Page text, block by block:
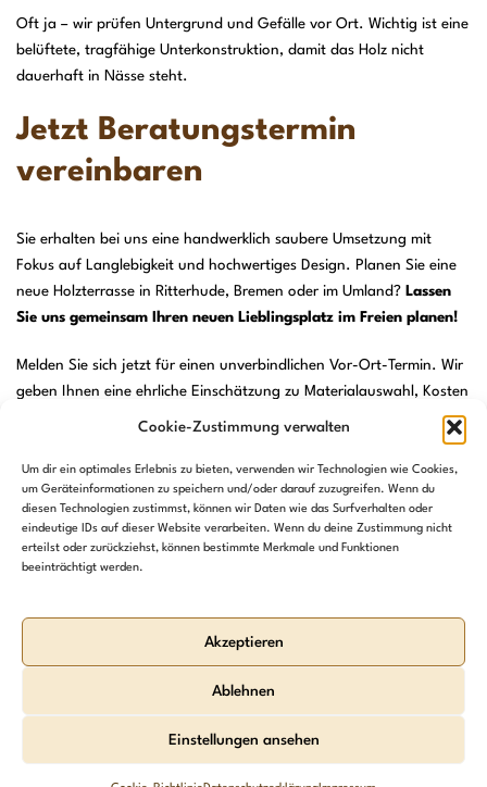
Cookie-Zustimmung verwalten
Um dir ein optimales Erlebnis zu bieten, verwenden wir Technologien wie Cookies,
um Geräteinformationen zu speichern und/oder darauf zuzugreifen. Wenn du
diesen Technologien zustimmst, können wir Daten wie das Surfverhalten oder
eindeutige IDs auf dieser Website verarbeiten. Wenn du deine Zustimmung nicht
erteilst oder zurückziehst, können bestimmte Merkmale und Funktionen
beeinträchtigt werden.
Akzeptieren
Ablehnen
Einstellungen ansehen
Oft ja – wir prüfen Untergrund und Gefälle vor Ort. Wichtig ist eine
belüftete, tragfähige Unterkonstruktion, damit das Holz nicht
dauerhaft in Nässe steht.
Jetzt Beratungstermin
vereinbaren
Sie erhalten bei uns eine handwerklich saubere Umsetzung mit
Fokus auf Langlebigkeit und hochwertiges Design. Planen Sie eine
neue Holzterrasse in Ritterhude, Bremen oder im Umland? Lassen
Sie uns gemeinsam Ihren neuen Lieblingsplatz im Freien planen!
Melden Sie sich jetzt für einen unverbindlichen Vor-Ort-Termin. Wir
geben Ihnen eine ehrliche Einschätzung zu Materialauswahl, Kosten
Termin buchen
DERUS HOLZBAU
Achterstraße 7
0421 – 989 702 10
info@derus-holzbau.de
Copyright 2026 © Alle Rechte vorbehalten. Design:
Vor-Ort-Termin vereinbaren